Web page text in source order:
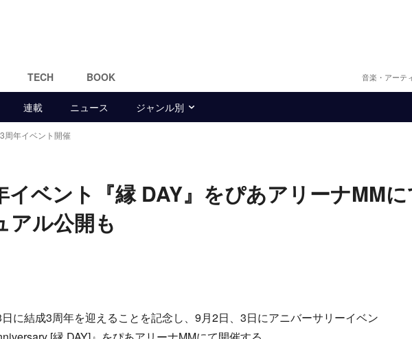
TECH BOOK 音楽・アーテ
連載 ニュース ジャンル別
周年イベント開催
ベント『縁 DAY』をぴあアリーナMMに
ル公開も
に結成3周年を迎えることを記念し、9月2日、3日にアニバーサリーイベン